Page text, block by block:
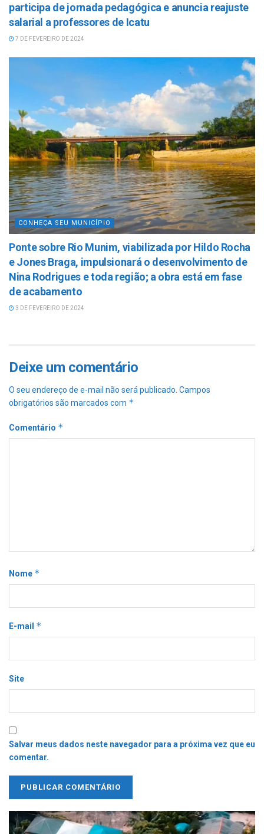
participa de jornada pedagógica e anuncia reajuste
salarial a professores de Icatu
7 DE FEVEREIRO DE 2024
CONHEÇA SEU MUNICÍPIO
Ponte sobre Rio Munim, viabilizada por Hildo Rocha
e Jones Braga, impulsionará o desenvolvimento de
Nina Rodrigues e toda região; a obra está em fase
de acabamento
3 DE FEVEREIRO DE 2024
Deixe um comentário
O seu endereço de e-mail não será publicado. Campos
obrigatórios são marcados com *
Comentário *
Nome *
E-mail *
Site
Salvar meus dados neste navegador para a próxima vez que eu
comentar.
Tocador
de